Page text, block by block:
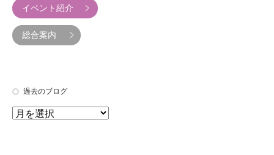
イベント紹介
総合案内
過去のブログ